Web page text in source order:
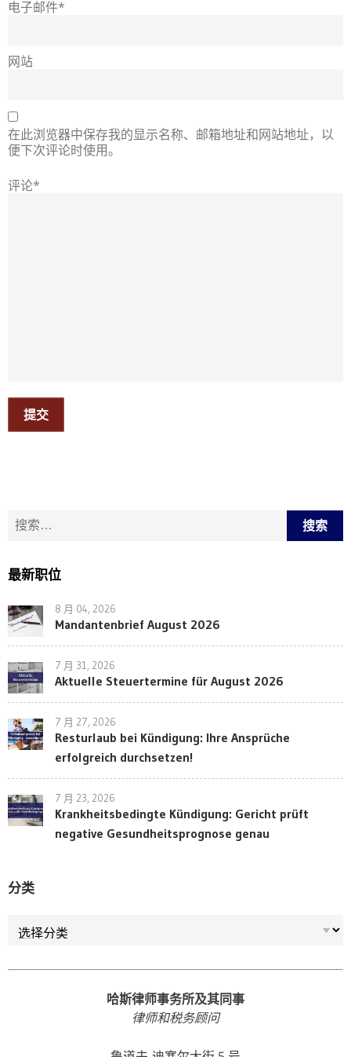
电子邮件*
网站
在此浏览器中保存我的显示名称、邮箱地址和网站地址，以
便下次评论时使用。
评论*
提交
搜索：
最新职位
8 月 04, 2026
Mandantenbrief August 2026
7 月 31, 2026
Aktuelle Steuertermine für August 2026
7 月 27, 2026
Resturlaub bei Kündigung: Ihre Ansprüche
erfolgreich durchsetzen!
7 月 23, 2026
Krankheitsbedingte Kündigung: Gericht prüft
negative Gesundheitsprognose genau
分类
哈斯律师事务所及其同事
律师和税务顾问